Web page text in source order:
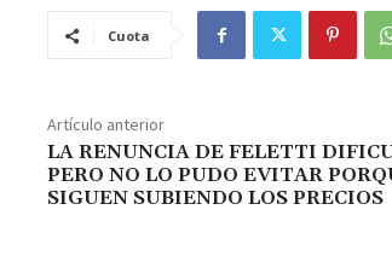
Cuota
Artículo anterior
LA RENUNCIA DE FELETTI
PERO NO LO PUDO EVITAR
SIGUEN SUBIENDO LOS PRECIOS